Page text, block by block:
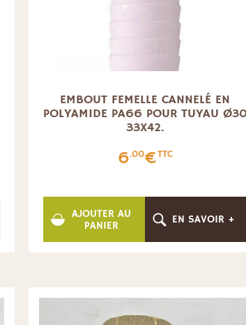
EMBOUT FEMELLE CANNELÉ EN
POLYAMIDE PA66 POUR TUYAU Ø30
33X42.
6.00€TTC
AJOUTER AU
PANIER
EN SAVOIR +